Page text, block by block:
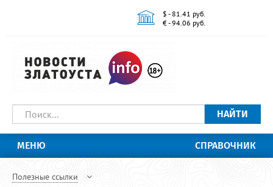
$ - 81.41 руб.
€ - 94.06 руб.
НАЙТИ
МЕНЮ СПРАВОЧНИК
Полезные ссылки